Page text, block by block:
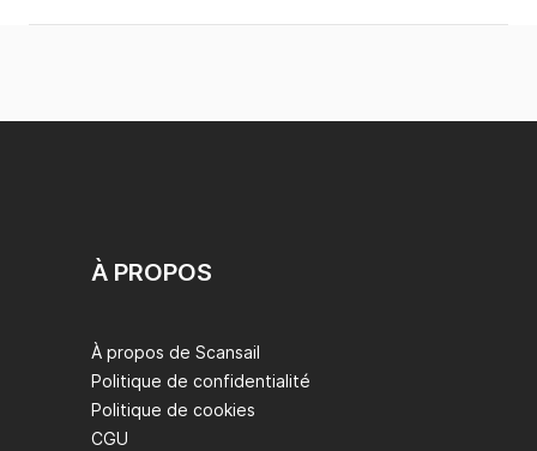
À PROPOS
À propos de Scansail
Politique de confidentialité
Politique de cookies
CGU